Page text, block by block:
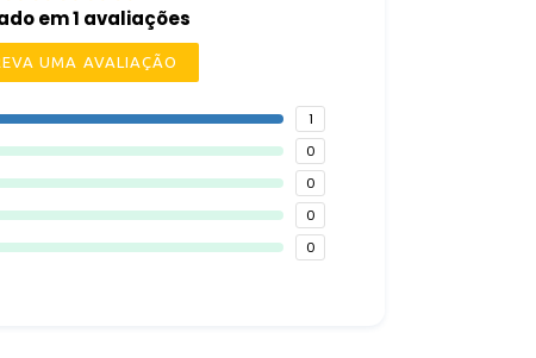
em 1 avaliações
UMA AVALIAÇÃO
1
0
0
0
0